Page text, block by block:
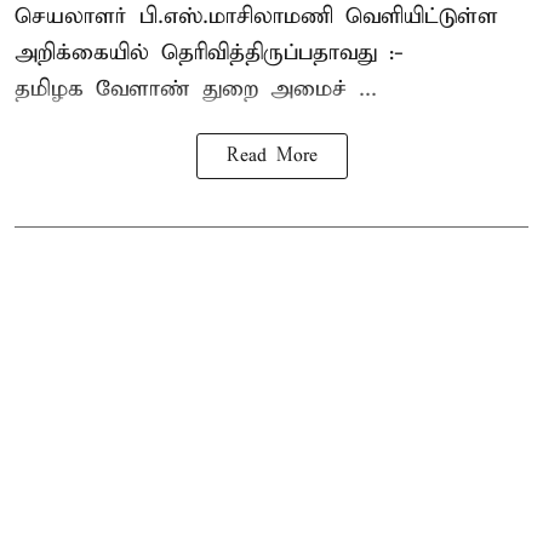
செயலாளர் பி.எஸ்.மாசிலாமணி வெளியிட்டுள்ள
அறிக்கையில் தெரிவித்திருப்பதாவது :-
தமிழக வேளாண் துறை அமைச் ...
Read More